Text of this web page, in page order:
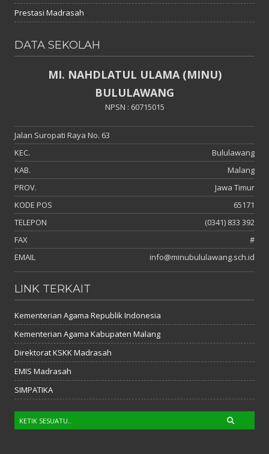
Prestasi Madrasah
DATA SEKOLAH
MI. NAHDLATUL ULAMA (MINU)
BULULAWANG
NPSN : 60715015
Jalan Suropati Raya No. 63
KEC.
Bululawang
KAB.
Malang
PROV.
Jawa Timur
KODE POS
65171
TELEPON
(0341) 833 392
FAX
#
EMAIL
info@minubululawang.sch.id
LINK TERKAIT
Kementerian Agama Republik Indonesia
Kementerian Agama Kabupaten Malang
Direktorat KSKK Madrasah
EMIS Madrasah
SIMPATIKA